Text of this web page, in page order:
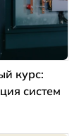
курс:
систем